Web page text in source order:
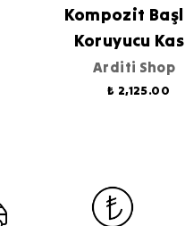
Kompozit
Koruyucu
Arditi Shop
₺ 2,125.00